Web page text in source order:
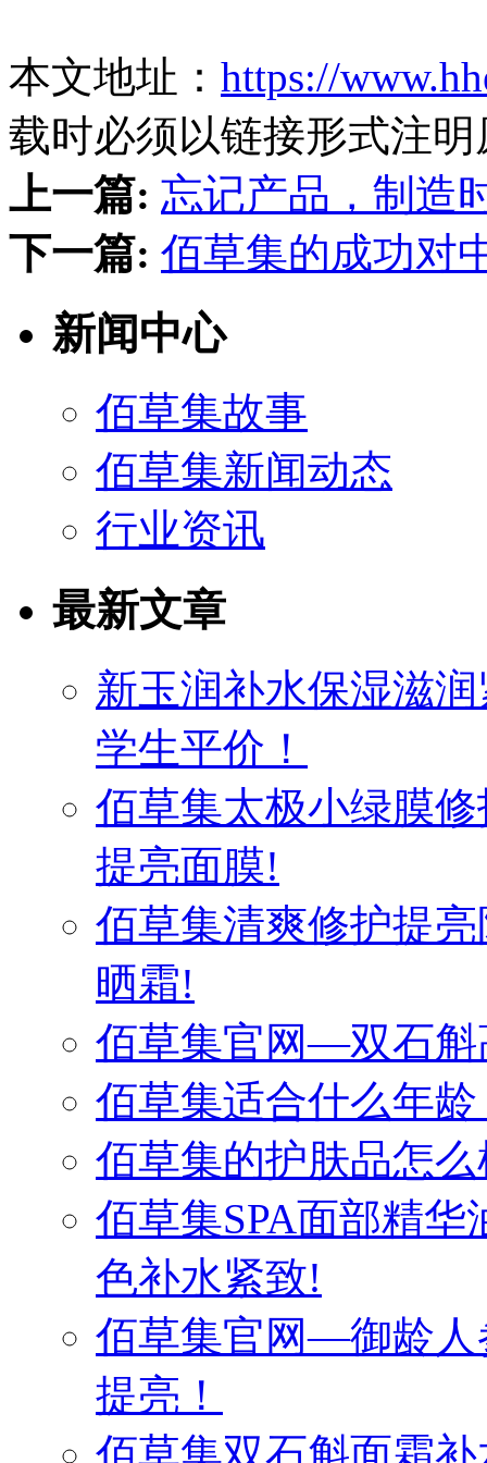
本文地址： https://
载时必须以链接形式注
上一篇: 忘记产品，制造
下一篇: 佰草集的成功对
新闻中心
佰草集故事
佰草集新闻动态
行业资讯
最新文章
新玉润补水保湿滋
学生平价！
佰草集太极小绿膜
提亮面膜!
佰草集清爽修护提
晒霜!
佰草集官网—双石斛
佰草集适合什么年龄
佰草集的护肤品怎
佰草集SPA面部精
色补水紧致!
佰草集官网—御龄人
提亮！
佰草集双石斛面霜